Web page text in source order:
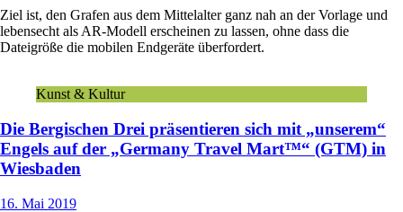
Ziel ist, den Grafen aus dem Mittelalter ganz nah an der Vorlage und
lebensecht als AR-Modell erscheinen zu lassen, ohne dass die
Dateigröße die mobilen Endgeräte überfordert.
Kunst & Kultur
Die Bergischen Drei präsentieren sich mit „unserem“
Engels auf der „Germany Travel Mart™“ (GTM) in
Wiesbaden
16. Mai 2019